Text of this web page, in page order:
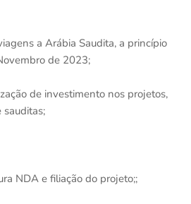
a Arábia Saudita, a princípio
de 2023;
de investimento nos projetos,
sauditas;
NDA e filiação do projeto;;